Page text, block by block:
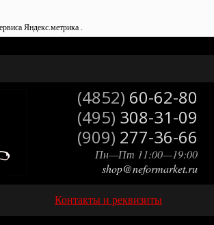
Яндекс.метрика .
(4852) 60-62-80
(495) 308-31-09
(909) 277-36-66
Пн—Пт 11:00—19:00
shop@neformarket.ru
Контакты и реквизиты